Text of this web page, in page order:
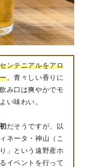
ンテニアルをアロ
。青々しい香りに
み口は爽やかでモ
い味わい。
だそうですが、以
ネータ・神山（こ
」という遠野産ホ
イベントを行って